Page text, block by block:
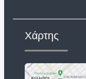
Χάρτης